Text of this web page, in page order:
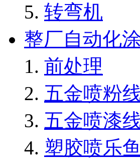
转弯机
整厂自动化
前处理
五金喷粉
五金喷漆
塑胶喷乐